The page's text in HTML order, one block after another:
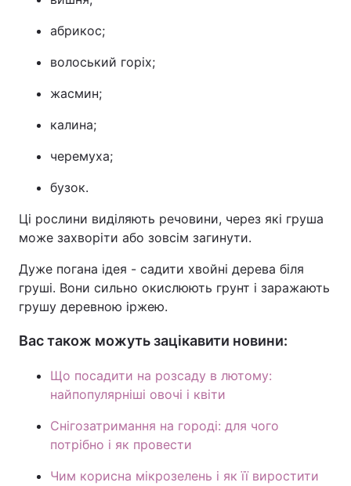
абрикос;
волоський горіх;
жасмин;
калина;
черемуха;
бузок.
Ці рослини виділяють речовини, через які груша
може захворіти або зовсім загинути.
Дуже погана ідея - садити хвойні дерева біля
груші. Вони сильно окислюють грунт і заражають
грушу деревною іржею.
Вас також можуть зацікавити новини:
Що посадити на розсаду в лютому:
найпопулярніші овочі і квіти
Снігозатримання на городі: для чого
потрібно і як провести
Чим корисна мікрозелень і як її виростити